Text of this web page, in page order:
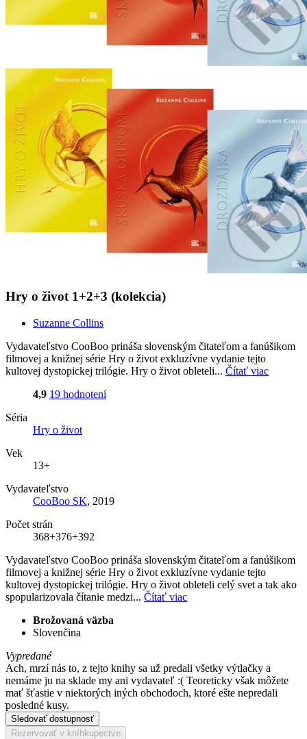
Hry o život 1+2+3 (kolekcia)
Suzanne Collins
Vydavateľstvo CooBoo prináša slovenským čitateľom a fanúšikom
filmovej a knižnej série Hry o život exkluzívne vydanie tejto
kultovej dystopickej trilógie. Hry o život obleteli... Čítať viac
4,9 19 hodnotení
Séria
Hry o život
Vek
13+
Vydavateľstvo
CooBoo SK, 2019
Počet strán
368+376+392
Vydavateľstvo CooBoo prináša slovenským čitateľom a fanúšikom
filmovej a knižnej série Hry o život exkluzívne vydanie tejto
kultovej dystopickej trilógie. Hry o život obleteli celý svet a tak ako
spopularizovala čítanie medzi... Čítať viac
Brožovaná väzba
Slovenčina
Vypredané
Ach, mrzí nás to, z tejto knihy sa už predali všetky výtlačky a
nemáme ju na sklade my ani vydavateľ :( Teoreticky však môžete
mať šťastie v niektorých iných obchodoch, ktoré ešte nepredali
posledné kusy.
Sledovať dostupnosť
Rezervovať v kníhkupectve